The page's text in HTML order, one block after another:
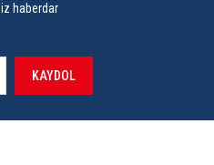
haberdar
KAYDOL